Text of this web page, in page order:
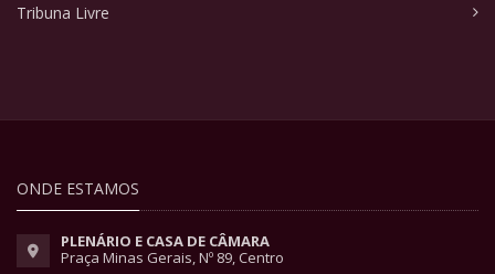
Tribuna Livre
ONDE ESTAMOS
PLENÁRIO E CASA DE CÂMARA
Praça Minas Gerais, Nº 89, Centro